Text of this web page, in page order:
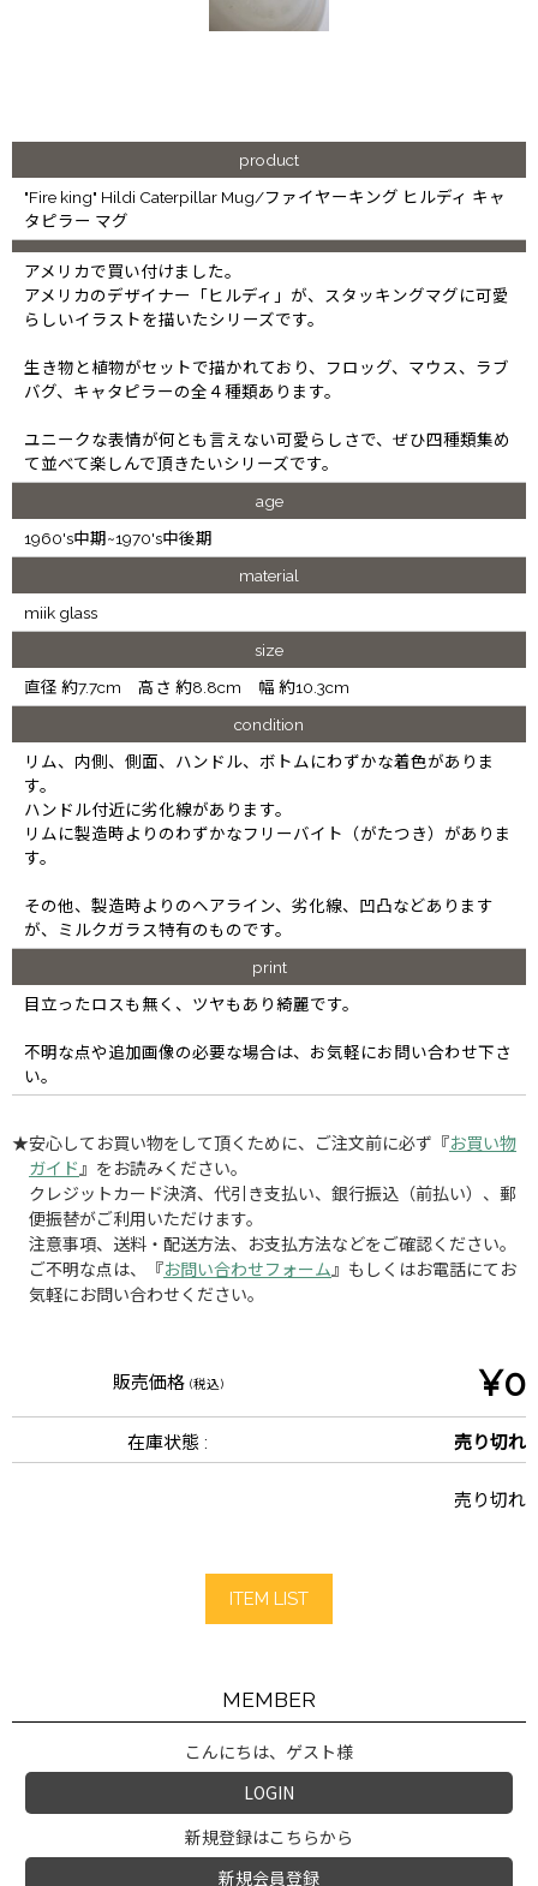
product
"Fire king" Hildi Caterpillar Mug/ファイヤーキング ヒルディ キャ
タピラー マグ
アメリカで買い付けました。
アメリカのデザイナー「ヒルディ」が、スタッキングマグに可愛
らしいイラストを描いたシリーズです。
生き物と植物がセットで描かれており、フロッグ、マウス、ラブ
バグ、キャタピラーの全４種類あります。
ユニークな表情が何とも言えない可愛らしさで、ぜひ四種類集め
て並べて楽しんで頂きたいシリーズです。
age
1960's中期~1970's中後期
material
miik glass
size
直径 約7.7cm 高さ 約8.8cm 幅 約10.3cm
condition
リム、内側、側面、ハンドル、ボトムにわずかな着色がありま
す。
ハンドル付近に劣化線があります。
リムに製造時よりのわずかなフリーバイト（がたつき）がありま
す。
その他、製造時よりのヘアライン、劣化線、凹凸などあります
が、ミルクガラス特有のものです。
print
目立ったロスも無く、ツヤもあり綺麗です。
不明な点や追加画像の必要な場合は、お気軽にお問い合わせ下さ
い。
★安心してお買い物をして頂くために、ご注文前に必ず『お買い物
ガイド 』をお読みください。
クレジットカード決済、代引き支払い、銀行振込（前払い）、郵
便振替がご利用いただけます。
注意事項、送料・配送方法、お支払方法などをご確認ください。
ご不明な点は、『お問い合わせフォーム 』もしくはお電話にてお
気軽にお問い合わせください。
販売価格 (税込) ¥0
在庫状態 : 売り切れ
売り切れ
ITEM LIST
MEMBER
こんにちは、ゲスト様
LOGIN
新規登録はこちらから
新規会員登録